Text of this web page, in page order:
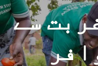
سے